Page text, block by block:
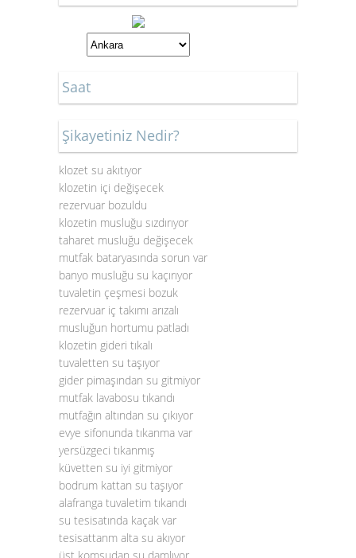
Saat
Şikayetiniz Nedir?
klozet su akıtıyor
klozetin içi değişecek
rezervuar bozuldu
klozetin musluğu sızdırıyor
taharet musluğu değişecek
mutfak bataryasında sorun var
banyo musluğu su kaçırıyor
tuvaletin çeşmesi bozuk
rezervuar iç takımı arızalı
musluğun hortumu patladı
klozetin gideri tıkalı
tuvaletten su taşıyor
gider pimaşından su gitmiyor
mutfak lavabosu tıkandı
mutfağın altından su çıkıyor
evye sifonunda tıkanma var
yersüzgeci tıkanmış
küvetten su iyi gitmiyor
bodrum kattan su taşıyor
alafranga tuvaletim tıkandı
su tesisatında kaçak var
tesisattanm alta su akıyor